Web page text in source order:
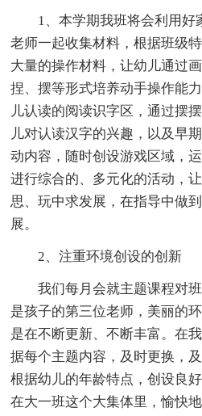
1、本学期我班将会利用好
老师一起收集材料，根据班级
大量的操作材料，让幼儿通过
捏、摆等形式培养动手操作能
儿认读的阅读识字区，通过摆
儿对认读汉字的兴趣，以及早
动内容，随时创设游戏区域，
进行综合的、多元化的活动，
思、玩中求发展，在指导中做
展。
2、注重环境创设的创新
我们每月会就主题课程对
是孩子的第三位老师，美丽的
是在不断更新、不断丰富。在
据每个主题内容，及时更换，
根据幼儿的年龄特点，创设良
在大一班这个大集体里，愉快